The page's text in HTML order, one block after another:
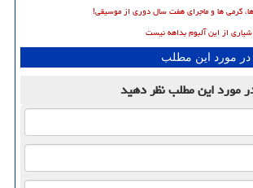
گرمی ها و ماجرای هفت سال دوری از موسیقی!
از این آلبوم بداهه نیست
در مورد این مطلب
مورد این مطلبنظر دهید